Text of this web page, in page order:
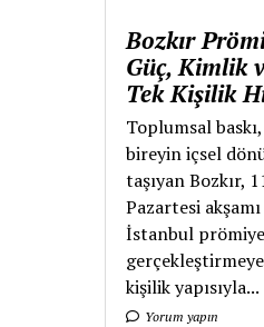
Bozkır
Güç, Kimlik
Tek Kişilik
Toplumsal
bireyin içsel
taşıyan Bozkır,
Pazartesi
İstanbul
kişilik yapısıyla...
Yorum yapın